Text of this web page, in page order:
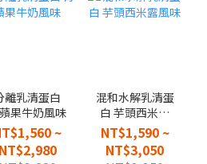
離乳清蛋白
果牛奶風味
~
NT$2,980
混和水解乳清蛋
白 芋頭西米露
風味
NT$1,590 ~
NT$3,050